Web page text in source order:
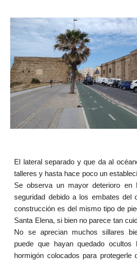
El lateral separado y que da al
talleres y hasta hace poco un
Se observa un mayor deterioro en
seguridad debido a los embates del
construcción es del mismo tipo de
Santa Elena, si bien no parece tan
No se aprecian muchos sillares
puede que hayan quedado ocultos
hormigón colocados para protegerle